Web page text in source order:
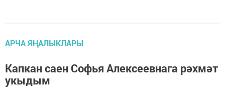
АРЧА ЯҢАЛЫКЛАРЫ
Капкан саен Софья Алексеевнага рәхмәт
укыдым